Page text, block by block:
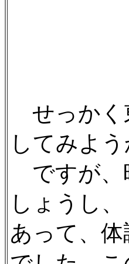
せっかく
してみよ
ですが、
しょうし
あって、